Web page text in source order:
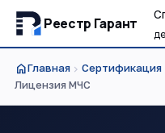
Реестр Гарант
homeГлавная chevron_right Сертификация
Лицензия МЧС